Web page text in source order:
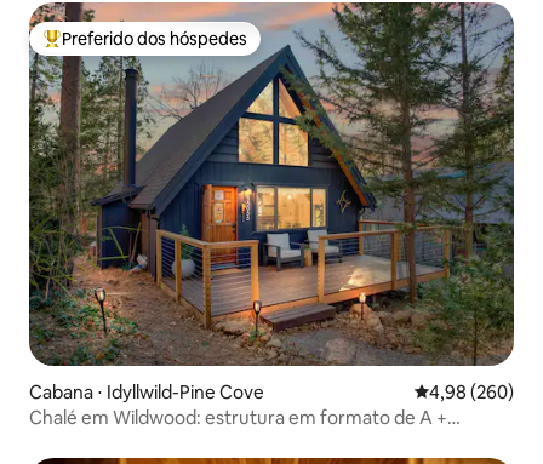
Entre os melhores preferidos dos hóspedes
Preferido dos hóspedes
Cabana ⋅ Idyllwild-Pine Cove 4,98 de uma
4,98 (260)
Chalé em Wildwood: estrutura em formato de A +